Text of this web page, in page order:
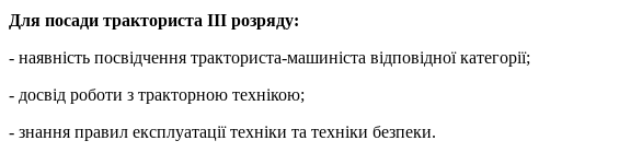
Для посади тракториста ІІІ розряду:
- наявність посвідчення тракториста-машиніста відповідної категорії;
- досвід роботи з тракторною технікою;
- знання правил експлуатації техніки та техніки безпеки.